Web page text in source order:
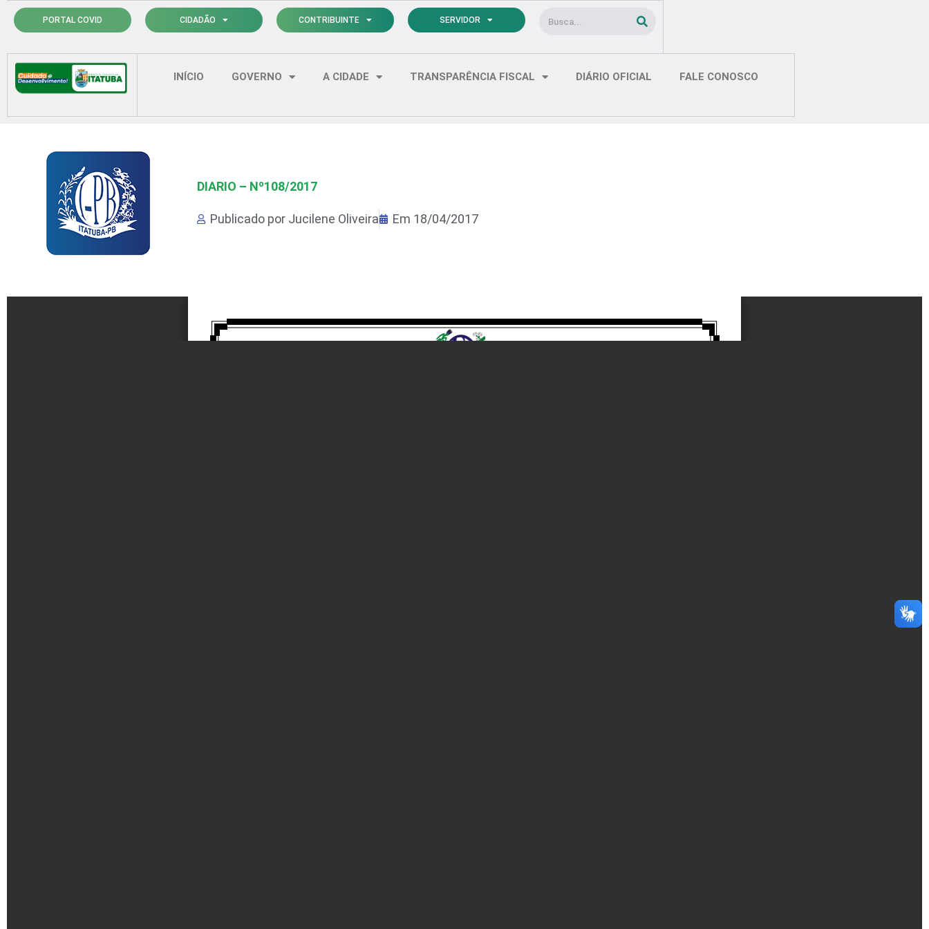
para
conteúdo
PORTAL COVID CIDADÃO CONTRIBUINTE SERVIDOR Pesquisar
INÍCIO GOVERNO A CIDADE TRANSPARÊNCIA FISCAL DIÁRIO OFICIAL FALE CONOSCO
DIARIO – Nº108/2017
Publicado por Jucilene Oliveira Em 18/04/2017